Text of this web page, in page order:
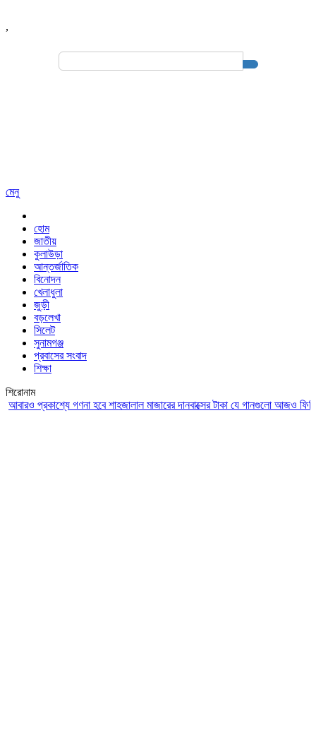
,
Search
মেনু
হোম
জাতীয়
কুলাউড়া
আন্তর্জাতিক
বিনোদন
খেলাধুলা
জুড়ী
বড়লেখা
সিলেট
সুনামগঞ্জ
প্রবাসের সংবাদ
শিক্ষা
শিরোনাম
প্রকাশ্যে গণনা হবে শাহজালাল মাজারের দানবাক্সের টাকাযে গানগুলো আজও ফিরিয়ে